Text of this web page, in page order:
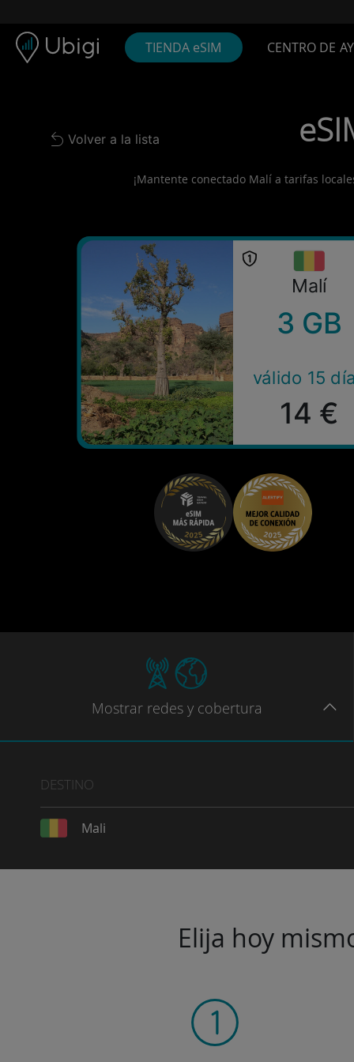
TIENDA eSIM CENTRO DE
Back to list
Volver a la lista
¡Mantente conectado Malí a tarifas
Malí
3 GB
válido 15
14 €
Mostrar redes y cobertura
DESTINO
Mali
Elija hoy